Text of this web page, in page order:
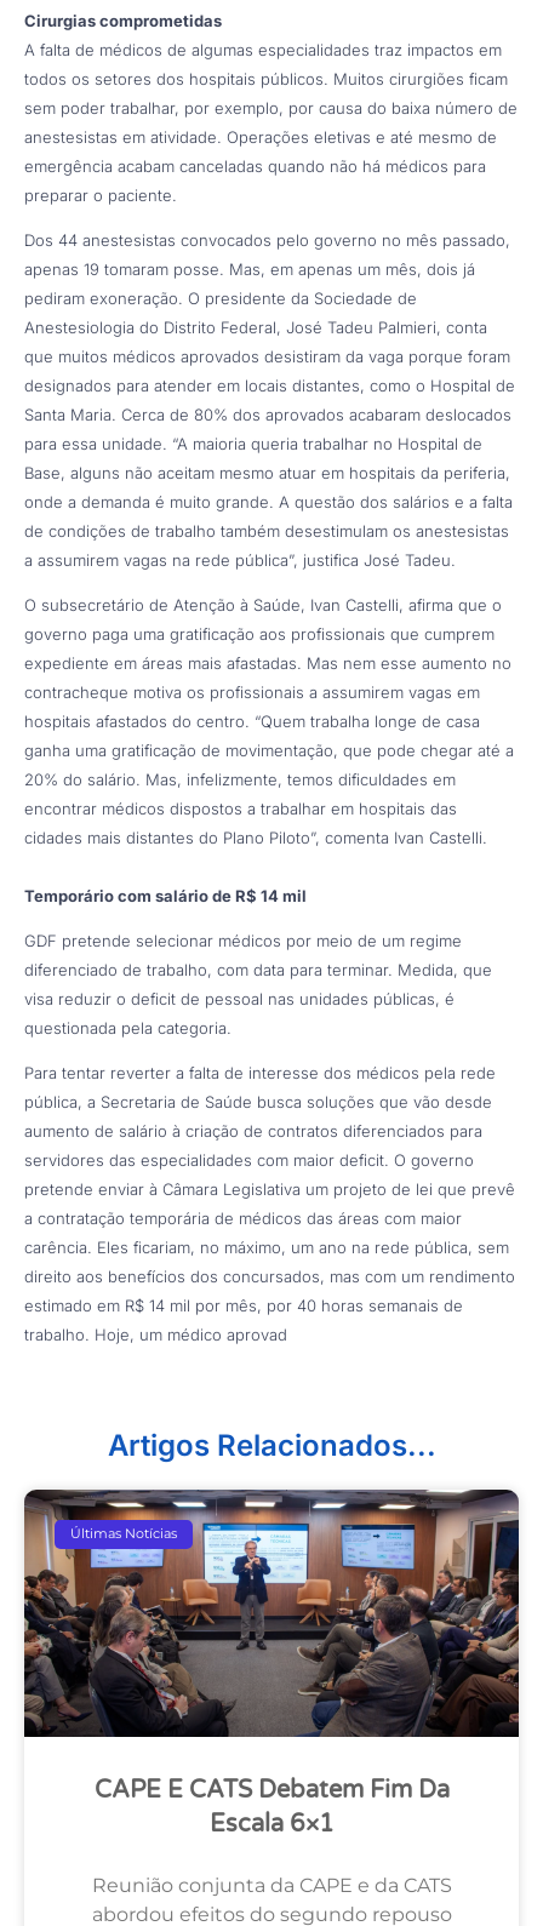
Cirurgias comprometidas
A falta de médicos de algumas especialidades traz impactos em
todos os setores dos hospitais públicos. Muitos cirurgiões ficam
sem poder trabalhar, por exemplo, por causa do baixa número de
anestesistas em atividade. Operações eletivas e até mesmo de
emergência acabam canceladas quando não há médicos para
preparar o paciente.
Dos 44 anestesistas convocados pelo governo no mês passado,
apenas 19 tomaram posse. Mas, em apenas um mês, dois já
pediram exoneração. O presidente da Sociedade de
Anestesiologia do Distrito Federal, José Tadeu Palmieri, conta
que muitos médicos aprovados desistiram da vaga porque foram
designados para atender em locais distantes, como o Hospital de
Santa Maria. Cerca de 80% dos aprovados acabaram deslocados
para essa unidade. “A maioria queria trabalhar no Hospital de
Base, alguns não aceitam mesmo atuar em hospitais da periferia,
onde a demanda é muito grande. A questão dos salários e a falta
de condições de trabalho também desestimulam os anestesistas
a assumirem vagas na rede pública”, justifica José Tadeu.
O subsecretário de Atenção à Saúde, Ivan Castelli, afirma que o
governo paga uma gratificação aos profissionais que cumprem
expediente em áreas mais afastadas. Mas nem esse aumento no
contracheque motiva os profissionais a assumirem vagas em
hospitais afastados do centro. “Quem trabalha longe de casa
ganha uma gratificação de movimentação, que pode chegar até a
20% do salário. Mas, infelizmente, temos dificuldades em
encontrar médicos dispostos a trabalhar em hospitais das
cidades mais distantes do Plano Piloto”, comenta Ivan Castelli.
Temporário com salário de R$ 14 mil
GDF pretende selecionar médicos por meio de um regime
diferenciado de trabalho, com data para terminar. Medida, que
visa reduzir o deficit de pessoal nas unidades públicas, é
questionada pela categoria.
Para tentar reverter a falta de interesse dos médicos pela rede
pública, a Secretaria de Saúde busca soluções que vão desde
aumento de salário à criação de contratos diferenciados para
servidores das especialidades com maior deficit. O governo
pretende enviar à Câmara Legislativa um projeto de lei que prevê
a contratação temporária de médicos das áreas com maior
carência. Eles ficariam, no máximo, um ano na rede pública, sem
direito aos benefícios dos concursados, mas com um rendimento
estimado em R$ 14 mil por mês, por 40 horas semanais de
trabalho. Hoje, um médico aprovad
Artigos Relacionados...
Últimas Notícias
CAPE E CATS Debatem Fim Da
Escala 6×1
Reunião conjunta da CAPE e da CATS
abordou efeitos do segundo repouso